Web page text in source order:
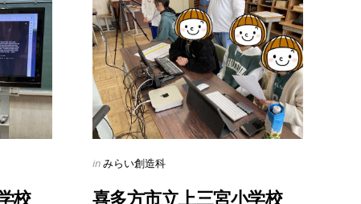
校
Categories
Posted
in みらい創造科
喜多方市立上三宮小学校